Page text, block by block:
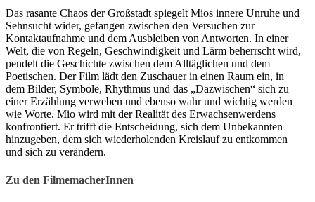
Das rasante Chaos der Großstadt spiegelt Mios innere Unruhe und
Sehnsucht wider, gefangen zwischen den Versuchen zur
Kontaktaufnahme und dem Ausbleiben von Antworten. In einer
Welt, die von Regeln, Geschwindigkeit und Lärm beherrscht wird,
pendelt die Geschichte zwischen dem Alltäglichen und dem
Poetischen. Der Film lädt den Zuschauer in einen Raum ein, in
dem Bilder, Symbole, Rhythmus und das „Dazwischen“ sich zu
einer Erzählung verweben und ebenso wahr und wichtig werden
wie Worte. Mio wird mit der Realität des Erwachsenwerdens
konfrontiert. Er trifft die Entscheidung, sich dem Unbekannten
hinzugeben, dem sich wiederholenden Kreislauf zu entkommen
und sich zu verändern.
Zu den FilmemacherInnen